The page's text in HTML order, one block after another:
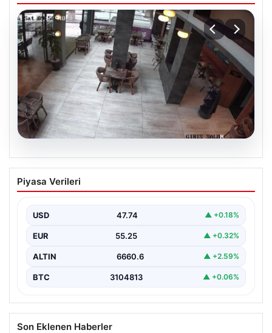
Garson robot kendini merdivenlerden
attı. Çalışma stresi yaşayan robota 3
Piyasa Verileri
USD 47.74 ▲ +0.18%
EUR 55.25 ▲ +0.32%
ALTIN 6660.6 ▲ +2.59%
BTC 3104813 ▲ +0.06%
Son Eklenen Haberler